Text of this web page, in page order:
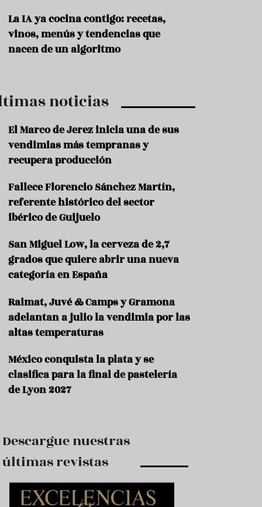
o
d
o
n
e
s
r
a
n
F
n
La IA ya cocina contigo: recetas,
vinos, menús y tendencias que
nacen de un algoritmo
noticias
El Marco de Jerez inicia una de sus
vendimias más tempranas y
recupera producción
Fallece Florencio Sánchez Martín,
referente histórico del sector
ibérico de Guijuelo
San Miguel Low, la cerveza de 2,7
grados que quiere abrir una nueva
categoría en España
Raimat, Juvé & Camps y Gramona
adelantan a julio la vendimia por las
altas temperaturas
México conquista la plata y se
clasifica para la final de pastelería
de Lyon 2027
Descargue nuestras
últimas revistas